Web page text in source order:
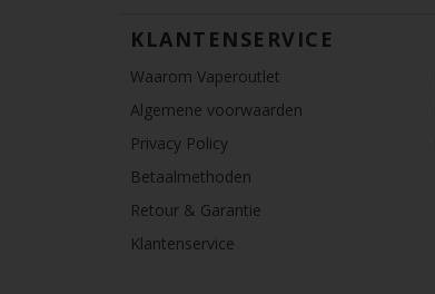
KLANTENSERVICE
Waarom Vaperoutlet
Algemene voorwaarden
Privacy Policy
Betaalmethoden
Retour & Garantie
Klantenservice